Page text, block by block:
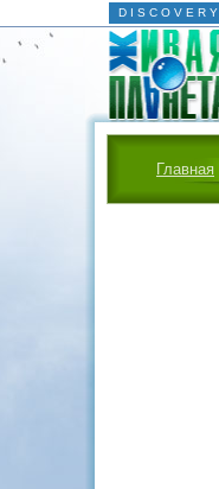
D I S C O V E R Y
Главная